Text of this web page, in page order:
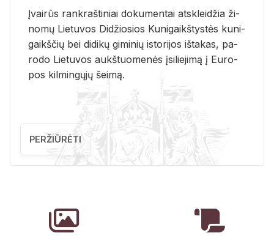
Įvai­rūs rank­raš­ti­niai do­ku­men­tai at­sklei­džia ži­
no­mų Lie­tu­vos Di­džio­sios Ku­ni­gaikš­tys­tės ku­ni­
gaikš­čių bei di­di­kų gi­mi­nių is­to­ri­jos iš­ta­kas, pa­
ro­do Lie­tu­vos aukš­tuo­me­nės įsi­lie­ji­mą į Eu­ro­
pos kil­min­gų­jų šei­mą.
PERŽIŪRĖTI